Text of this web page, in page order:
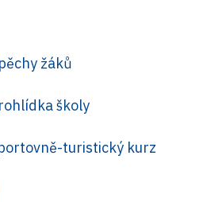
žáků
školy
turistický kurz